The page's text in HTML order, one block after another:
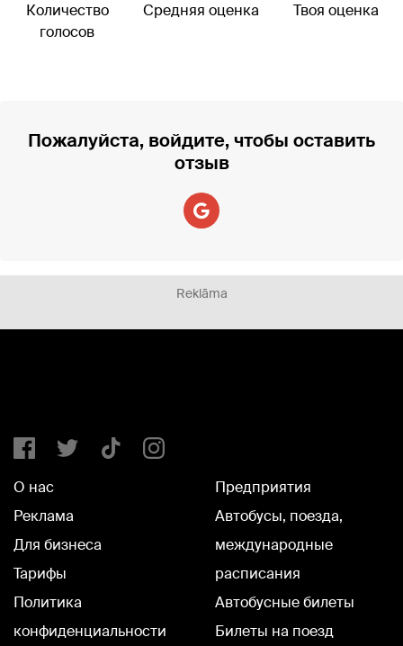
Количество
голосов
Средняя оценка Твоя оценка
Пожалуйста, войдите, чтобы оставить
отзыв
Reklāma
О нас
Реклама
Для бизнеса
Тарифы
Политика
конфиденциальности
Предприятия
Автобусы, поезда,
международные
расписания
Автобусные билеты
Билеты на поезд